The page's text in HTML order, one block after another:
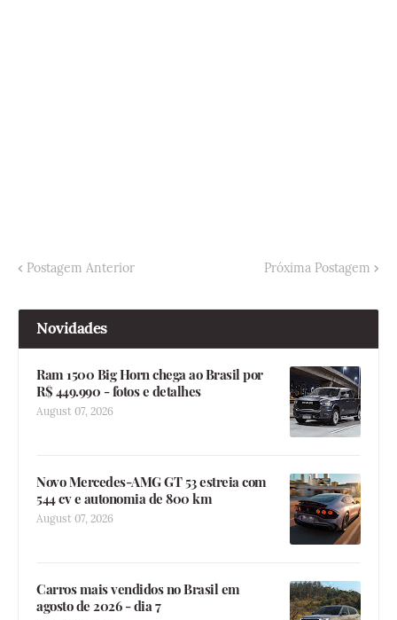
Postagem Anterior Próxima Postagem
Novidades
Ram 1500 Big Horn chega ao Brasil por
R$ 449.990 - fotos e detalhes
August 07, 2026
Novo Mercedes-AMG GT 53 estreia com
544 cv e autonomia de 800 km
August 07, 2026
Carros mais vendidos no Brasil em
agosto de 2026 - dia 7